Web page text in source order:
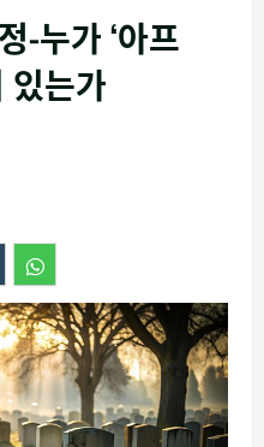
-누가 ‘아프
있는가